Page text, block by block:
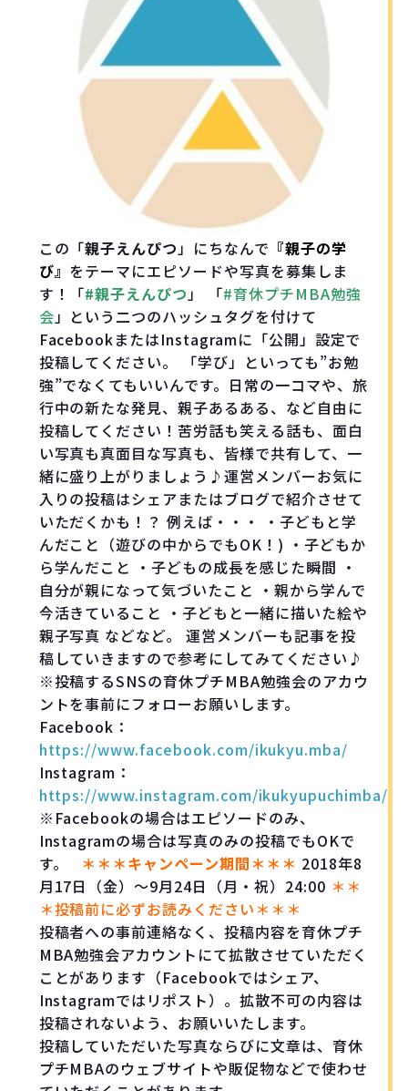
この「親子えんぴつ」にちなんで 『親子の学
び』 をテーマにエピソードや写真を募集しま
す！「#親子えんぴつ」 「#育休プチMBA勉強
会」という二つのハッシュタグを付けて
FacebookまたはInstagramに「公開」設定で
投稿してください。 「学び」といっても”お勉
強”でなくてもいいんです。日常の一コマや、旅
行中の新たな発見、親子あるある、など自由に
投稿してください！苦労話も笑える話も、面白
い写真も真面目な写真も、皆様で共有して、一
緒に盛り上がりましょう♪運営メンバーお気に
入りの投稿はシェアまたはブログで紹介させて
いただくかも！？ 例えば・・・ ・子どもと学
んだこと（遊びの中からでもOK！) ・子どもか
ら学んだこと ・子どもの成長を感じた瞬間 ・
自分が親になって気づいたこと ・親から学んで
今活きていること ・子どもと一緒に描いた絵や
親子写真 などなど。 運営メンバーも記事を投
稿していきますので参考にしてみてください♪
※投稿するSNSの育休プチMBA勉強会のアカウ
ントを事前にフォローお願いします。
Facebook：
https://www.facebook.com/ikukyu.mba/
Instagram：
https://www.instagram.com/ikukyupuchimba/
※Facebookの場合はエピソードのみ、
Instagramの場合は写真のみの投稿でもOKで
す。 ＊＊＊キャンペーン期間＊＊＊ 2018年8
月17日（金）～9月24日（月・祝）24:00 ＊＊
＊投稿前に必ずお読みください＊＊＊
投稿者への事前連絡なく、投稿内容を育休プチ
MBA勉強会アカウントにて拡散させていただく
ことがあります（Facebookではシェア、
Instagramではリポスト）。拡散不可の内容は
投稿されないよう、お願いいたします。
投稿していただいた写真ならびに文章は、育休
プチMBAのウェブサイトや販促物などで使わせ